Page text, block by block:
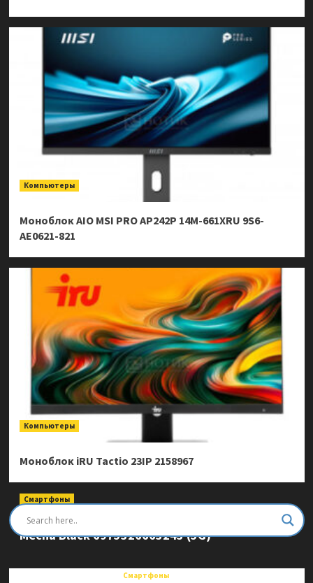
Компьютеры
Моноблок AIO MSI PRO AP242P 14M-661XRU 9S6-
AE0621-821
Компьютеры
Моноблок iRU Tactio 23IP 2158967
Смартфоны
Смартфон Ulefone Armor Mini 20 Pro 8/256Gb
Mecha Black 6975326663243 (5G)
Смартфоны